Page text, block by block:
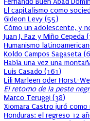
El capitalismo como
Gideon Levy (55)
Cómo un adolescente, y
Juan J. Paz y Miño Cepeda (
Humanismo
Koldo Campos Sagaseta (
Había una vez una
Luis Casado (161)
Lili Marleen oder Horst-
El retorno de la peste
Marco Teruggi (38)
Xiomara Castro juró
Honduras: el regreso 12